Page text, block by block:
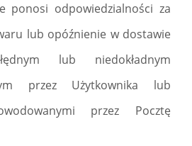
ponosi odpowiedzialności za
lub opóźnienie w dostawie
lub niedokładnym
przez Użytkownika lub
przez Pocztę